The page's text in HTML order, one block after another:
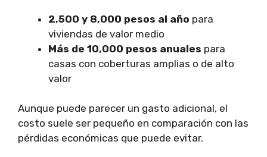
2,500 y 8,000 pesos al año para
viviendas de valor medio
Más de 10,000 pesos anuales para
casas con coberturas amplias o de alto
valor
Aunque puede parecer un gasto adicional, el
costo suele ser pequeño en comparación con las
pérdidas económicas que puede evitar.